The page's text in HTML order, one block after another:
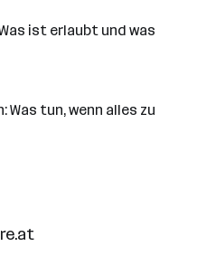
ist erlaubt und was
Was tun, wenn alles zu